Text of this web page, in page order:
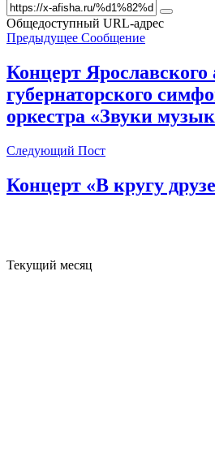
Общедоступный URL-адрес
Предыдущее Сообщение
Концерт Ярославского
губернаторского
оркестра «Звуки
Следующий Пост
Концерт «В кругу
Текущий месяц